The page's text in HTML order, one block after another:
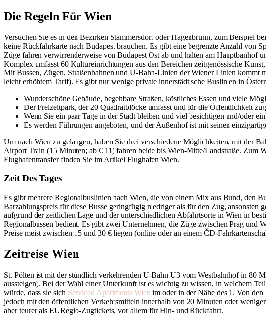
Die Regeln Für Wien
Versuchen Sie es in den Bezirken Stammersdorf oder Hagenbrunn, zum Beispiel
keine Rückfahrkarte nach Budapest brauchen. Es gibt eine begrenzte Anzahl von
Züge fahren verwirrenderweise von Budapest Ost ab und halten am Hauptbanhof
Komplex umfasst 60 Kultureinrichtungen aus den Bereichen zeitgenössische
Mit Bussen, Zügen, Straßenbahnen und U-Bahn-Linien der Wiener Linien kommt
leicht erhöhtem Tarif). Es gibt nur wenige private innerstädtische Buslinien in
Wunderschöne Gebäude, begehbare Straßen, köstliches Essen und viele
Der Freizeitpark, der 20 Quadratblöcke umfasst und für die Öffentlichkeit
Wenn Sie ein paar Tage in der Stadt bleiben und viel besichtigen und/oder
Es werden Führungen angeboten, und der Außenhof ist mit seinen
Um nach Wien zu gelangen, haben Sie drei verschiedene Möglichkeiten, mit der
Airport Train (15 Minuten; ab € 11) fahren beide bis Wien-Mitte/Landstraße. Zum
Flughafentransfer finden Sie im Artikel Flughafen Wien.
Zeit Des Tages
Es gibt mehrere Regionalbuslinien nach Wien, die von einem Mix aus Bund, den
Barzahlungspreis für diese Busse geringfügig niedriger als für den Zug,
aufgrund der zeitlichen Lage und der unterschiedlichen Abfahrtsorte in Wien in
Regionalbussen bedient. Es gibt zwei Unternehmen, die Züge zwischen Prag und
Preise meist zwischen 15 und 30 € liegen (online oder an einem ČD-
Zeitreise Wien
St. Pölten ist mit der stündlich verkehrenden U-Bahn U3 vom Westbahnhof in 80
aussteigen). Bei der Wahl einer Unterkunft ist es wichtig zu wissen, in welchem
würde, dass sie sich Serviced Apartments Wien im oder in der Nähe des 1. Von
jedoch mit den öffentlichen Verkehrsmitteln innerhalb von 20 Minuten oder
aber teurer als EURegio-Zugtickets, vor allem für Hin- und Rückfahrt.